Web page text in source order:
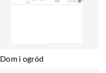
Dom i ogród